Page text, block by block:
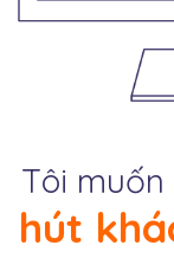
Tôi
hút